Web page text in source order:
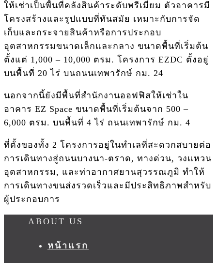
ให้เช่าเป็นพื้นที่คลังสินค้าระดับพรีเมี่ยม ตัวอาคารมี
โครงสร้างและรูปแบบที่ทันสมัย เหมาะกับการจัด
เก็บและกระจายสินค้าหรือการประกอบ
อุตสาหกรรมขนาดเล็กและกลาง ขนาดพื้นที่เริ่มต้น
ตั้งแต่ 1,000 – 10,000 ตรม. โครงการ EZDC ตั้งอยู่
บนพื้นที่ 20 ไร่ บนถนนเทพารักษ์ กม. 24
นอกจากนี้ยังมีพื้นที่สำนักงานออฟฟิสให้เช่าใน
อาคาร EZ Space ขนาดพื้นที่เริ่มต้นจาก 500 –
6,000 ตรม. บนพื้นที่ 4 ไร่ ถนนเทพารักษ์ กม. 4
ที่ตั้งของทั้ง 2 โครงการอยู่ในทำเลที่สะดวกสบายต่อ
การเดินทางสู่ถนนบางนา-ตราด, ทางด่วน, วงแหวน
อุตสาหกรรม, และท่าอากาศยานสุวรรณภูมิ ทำให้
การเดินทางขนส่งรวดเร็วและมีประสิทธิภาพสำหรับ
ผู้ประกอบการ
ABOUT US
หน้าแรก